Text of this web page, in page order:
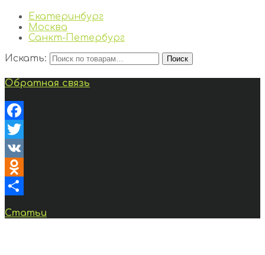
Екатеринбург
Москва
Санкт-Петербург
Искать:
Поиск
Обратная связь
Facebook
Twitter
VK
Odnoklassniki
Статьи